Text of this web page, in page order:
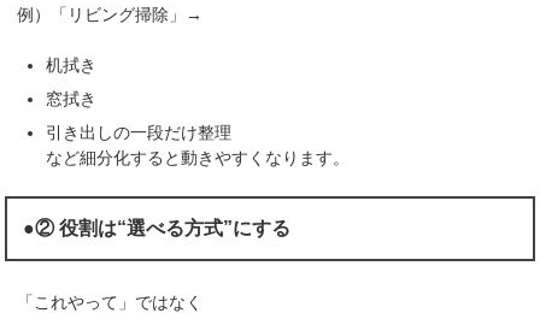
例）「リビング掃除」→
机拭き
窓拭き
引き出しの一段だけ整理
など細分化すると動きやすくなります。
●② 役割は“選べる方式”にする
「これやって」ではなく